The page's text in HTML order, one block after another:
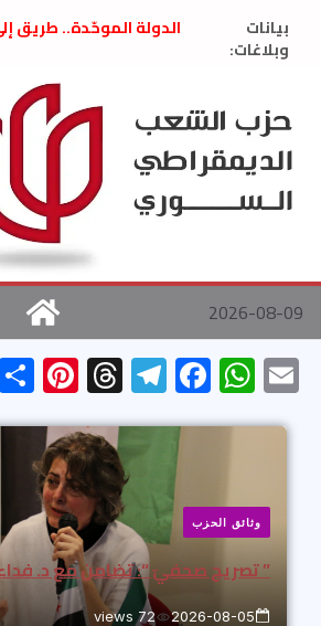
بيانات
وبلاغات:
الدولة الموحّدة.. طريق
العام السابق لحزب
الديمقراطي
بلاغ صادر عن اجتماع
2026
الحرب الأمريكية
في إيران .. بيان من حزب
السوري
2026-08-09
E
m
ail
W
h
at
A
p
p
F
ac
e
b
o
ok
Te
le
gr
a
m
T
hr
ea
ds
Pi
nt
er
es
t وثائق الحزب
” تصريح صحفيّ “: تضامن مع د.
2026-08-05
72 views